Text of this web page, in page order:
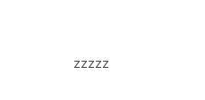
zzzzz